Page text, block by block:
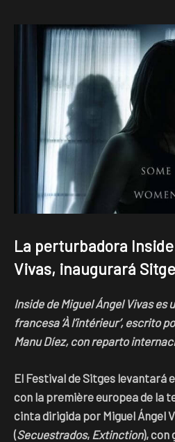
La perturbadora
Vivas, inaugurará
Inside de Miguel Ángel Vivas es
francesa ‘À l’intérieur’, escrito
Manu Díez, con reparto
El Festival de Sitges levantará
con la première europea de la
cinta dirigida por Miguel Ángel
(Secuestrados, Extinction), con